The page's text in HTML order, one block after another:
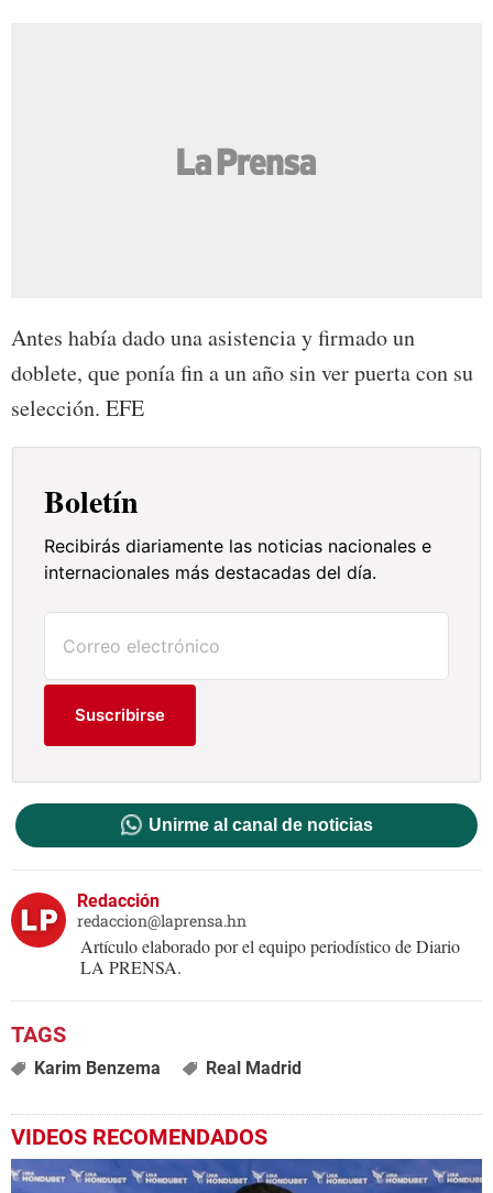
Antes había dado una asistencia y firmado un
doblete, que ponía fin a un año sin ver puerta con su
selección. EFE
Boletín
Recibirás diariamente las noticias nacionales e
internacionales más destacadas del día.
Suscribirse
Unirme al canal de noticias
Redacción
redaccion@laprensa.hn
Artículo elaborado por el equipo periodístico de Diario
LA PRENSA.
Karim Benzema Real Madrid
VIDEOS RECOMENDADOS